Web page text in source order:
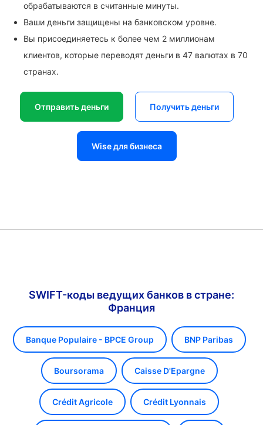
обрабатываются в считанные минуты.
Ваши деньги защищены на банковском уровне.
Вы присоединяетесь к более чем 2 миллионам
клиентов, которые переводят деньги в 47 валютах в 70
странах.
Отправить деньги Получить деньги
Wise для бизнеса
SWIFT-коды ведущих банков в стране:
Франция
Banque Populaire - BPCE Group BNP Paribas
Boursorama Caisse D'Epargne
Crédit Agricole Crédit Lyonnais